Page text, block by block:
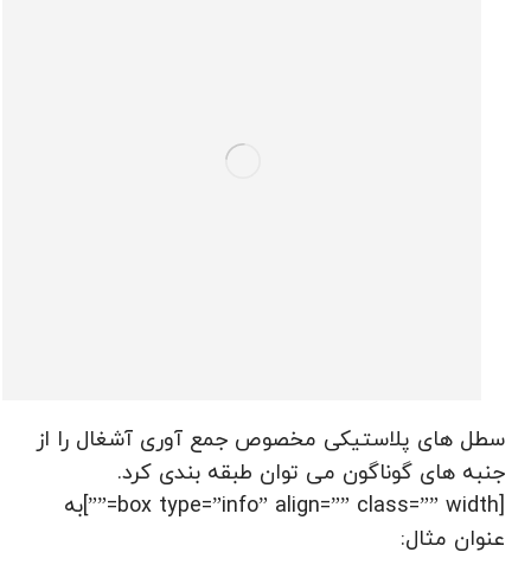
سطل های پلاستیکی مخصوص جمع آوری آشغال را از
جنبه های گوناگون می توان طبقه بندی کرد.
[box type=”info” align=”” class=”” width=””]به
عنوان مثال: